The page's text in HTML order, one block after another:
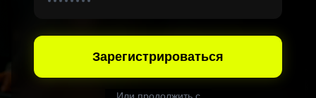
Зарегистрироваться